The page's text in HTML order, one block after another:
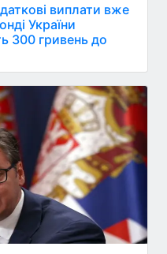
виплати вже
України
300 гривень до